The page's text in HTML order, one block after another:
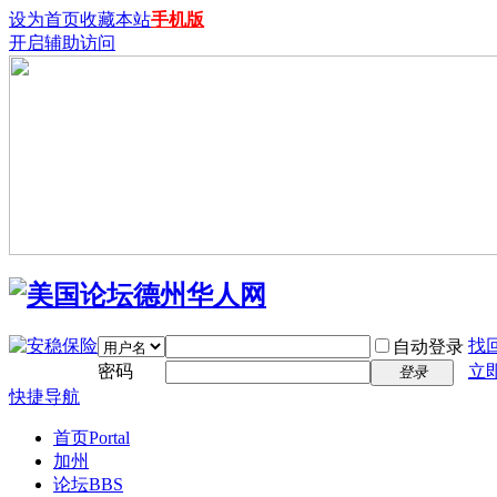
设为首页收藏本站手机版
开启辅助访问
自动登录 找
密码
登录
立
快捷导航
首页Portal
加州
论坛BBS